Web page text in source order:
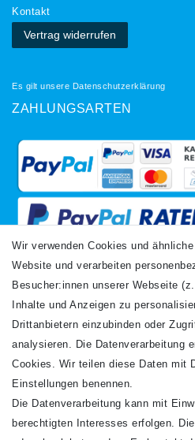
Kontakt
Vertrag widerrufen
Es gilt unsere Datenschutzerklärung
ZAHLUNGSARTEN
VERSANDARTEN
Newsletter
Wir verwenden Cookies und
Website und verarbeiten
Besucher:innen unserer Webseite
Inhalte und Anzeigen zu
Drittanbietern einzubinden oder
analysieren. Die Datenverarbeitung
Cookies. Wir teilen diese Daten mit
Einstellungen benennen.
Die Datenverarbeitung kann mit
berechtigten Interesses erfolgen.